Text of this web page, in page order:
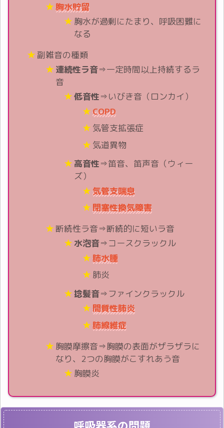
胸水貯留
胸水が過剰にたまり、呼吸困難に
なる
副雑音の種類
連続性ラ音⇒一定時間以上持続するラ
音
低音性⇒いびき音（ロンカイ）
COPD
気管支拡張症
気道異物
高音性⇒笛音、笛声音（ウィー
ズ）
気管支喘息
閉塞性換気障害
断続性ラ音⇒断続的に短いラ音
水泡音⇒コースクラックル
肺水腫
肺炎
捻髪音⇒ファインクラックル
間質性肺炎
肺線維症
胸膜摩擦音⇒胸膜の表面がザラザラに
なり、2つの胸膜がこすれあう音
胸膜炎
呼吸器系の問題